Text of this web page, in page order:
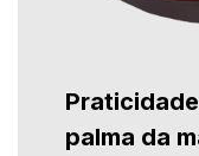
palma da